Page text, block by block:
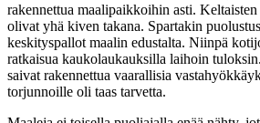
rakennettua maalipaikkoihin asti.
olivat yhä kiven takana. Spartakin
keskityspallot maalin edustalta. Niinpä
ratkaisua kaukolaukauksilla laihoin
saivat rakennettua vaarallisia
torjunnoille oli taas tarvetta.